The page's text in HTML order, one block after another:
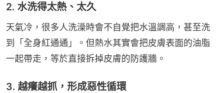
2. 水洗得太熱、太久
天氣冷，很多人洗澡時會不自覺把水溫調高，甚至洗
到「全身紅通通」。但熱水其實會把皮膚表面的油脂
一起帶走，等於直接拆掉皮膚的防護牆。
3. 越癢越抓，形成惡性循環